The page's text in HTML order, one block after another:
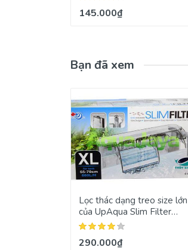
145.000₫
Bạn đã xem
Lọc thác dạng treo size lớn
của UpAqua Slim Filter
size XL mẫu mã G-059
290.000₫